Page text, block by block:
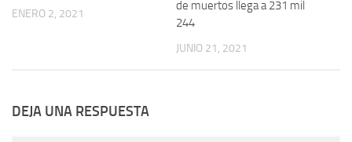
ENERO 2, 2021
de muertos llega a 231 mil
244
JUNIO 21, 2021
DEJA UNA RESPUESTA